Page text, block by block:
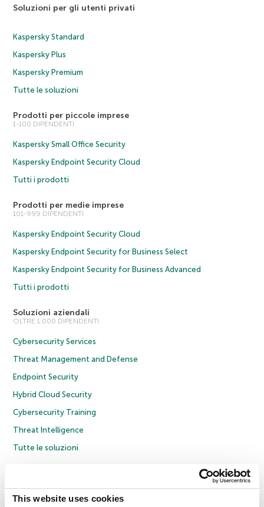
This website uses cookies
Soluzioni per gli utenti privati
Kaspersky Standard
Kaspersky Plus
Kaspersky Premium
Tutte le soluzioni
Prodotti per piccole imprese
1-100 DIPENDENTI
Kaspersky Small Office Security
Kaspersky Endpoint Security Cloud
Tutti i prodotti
Prodotti per medie imprese
101-999 DIPENDENTI
Kaspersky Endpoint Security Cloud
Kaspersky Endpoint Security for Business Select
Kaspersky Endpoint Security for Business Advanced
Tutti i prodotti
Soluzioni aziendali
OLTRE 1.000 DIPENDENTI
Cybersecurity Services
Threat Management and Defense
Endpoint Security
Hybrid Cloud Security
Cybersecurity Training
Threat Intelligence
Tutte le soluzioni
Informativa sulla privacy
Policy anticorruzione
Contratto di licenza B2C
Cookies